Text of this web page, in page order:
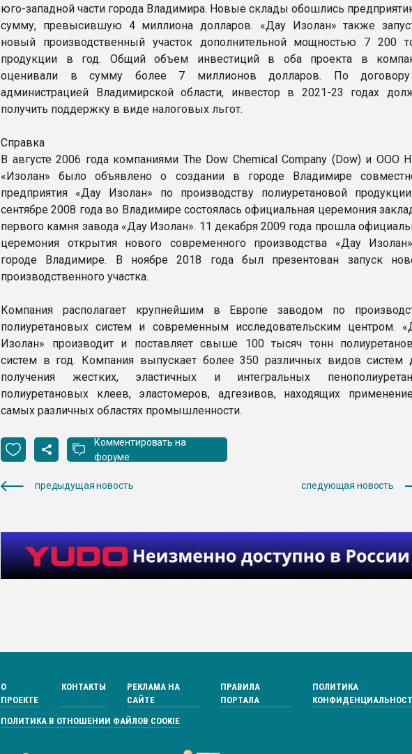
юго-западной части города Владимира. Новые склады обошлись
сумму, превысившую 4 миллиона долларов. «Дау Изолан» также
новый производственный участок дополнительной мощностью 7 200
продукции в год. Общий объем инвестиций в оба проекта в
оценивали в сумму более 7 миллионов долларов. По
администрацией Владимирской области, инвестор в 2021-23 годах
получить поддержку в виде налоговых льгот.
Справка
В августе 2006 года компаниями The Dow Chemical Company (Dow) и ООО
«Изолан» было объявлено о создании в городе Владимире
предприятия «Дау Изолан» по производству полиуретановой
сентябре 2008 года во Владимире состоялась официальная церемония
первого камня завода «Дау Изолан». 11 декабря 2009 года прошла
церемония открытия нового современного производства «Дау
городе Владимире. В ноябре 2018 года был презентован запуск
производственного участка.
Компания располагает крупнейшим в Европе заводом по
полиуретановых систем и современным исследовательским центром.
Изолан» производит и поставляет свыше 100 тысяч тонн
систем в год. Компания выпускает более 350 различных видов систем
получения жестких, эластичных и интегральных
полиуретановых клеев, эластомеров, адгезивов, находящих
самых различных областях промышленности.
Комментировать на
форуме
предыдущая новость следующая новость
О
ПРОЕКТЕ
КОНТАКТЫ
РЕКЛАМА НА
САЙТЕ
ПРАВИЛА
ПОРТАЛА
ПОЛИТИКА
ПОЛИТИКА В ОТНОШЕНИИ ФАЙЛОВ COOKIE